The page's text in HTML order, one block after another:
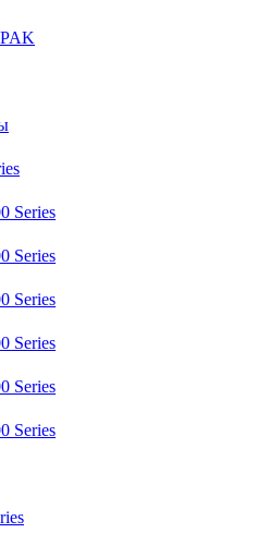
Series
Series
Series
Series
Series
Series